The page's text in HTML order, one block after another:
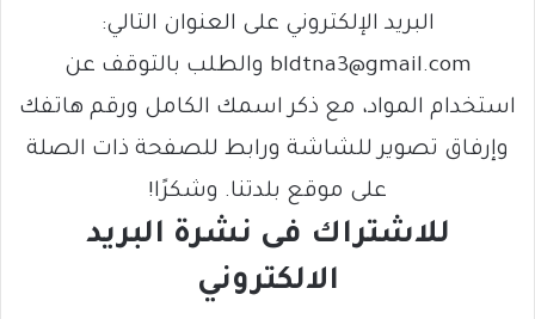
البريد الإلكتروني على العنوان التالي:
bldtna3@gmail.com والطلب بالتوقف عن
استخدام المواد، مع ذكر اسمك الكامل ورقم هاتفك
وإرفاق تصوير للشاشة ورابط للصفحة ذات الصلة
على موقع بلدتنا. وشكرًا!
للاشتراك فى نشرة البريد
الالكتروني